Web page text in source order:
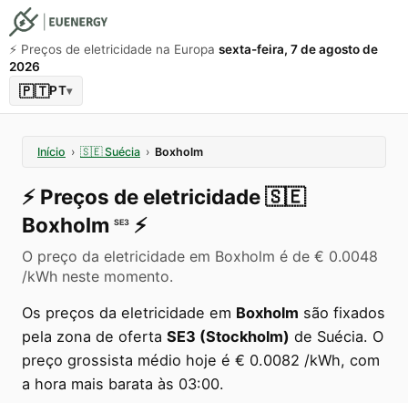
⚡️ Preços de eletricidade na Europa sexta-feira, 7 de agosto de
2026
🇵🇹PT▾
Início › 🇸🇪 Suécia › Boxholm
⚡️ Preços de eletricidade🇸🇪
Boxholm SE3 ⚡️
O preço da eletricidade em Boxholm é de € 0.0048
/kWh neste momento.
Os preços da eletricidade em Boxholm são fixados
pela zona de oferta SE3 (Stockholm) de Suécia. O
preço grossista médio hoje é € 0.0082 /kWh, com
a hora mais barata às 03:00.